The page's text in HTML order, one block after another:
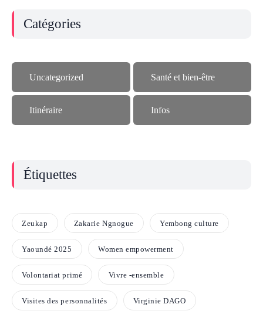
Catégories
Uncategorized Santé et bien-être
Itinéraire Infos
Étiquettes
Zeukap Zakarie Ngnogue Yembong culture
Yaoundé 2025 Women empowerment
Volontariat primé Vivre -ensemble
Visites des personnalités Virginie DAGO